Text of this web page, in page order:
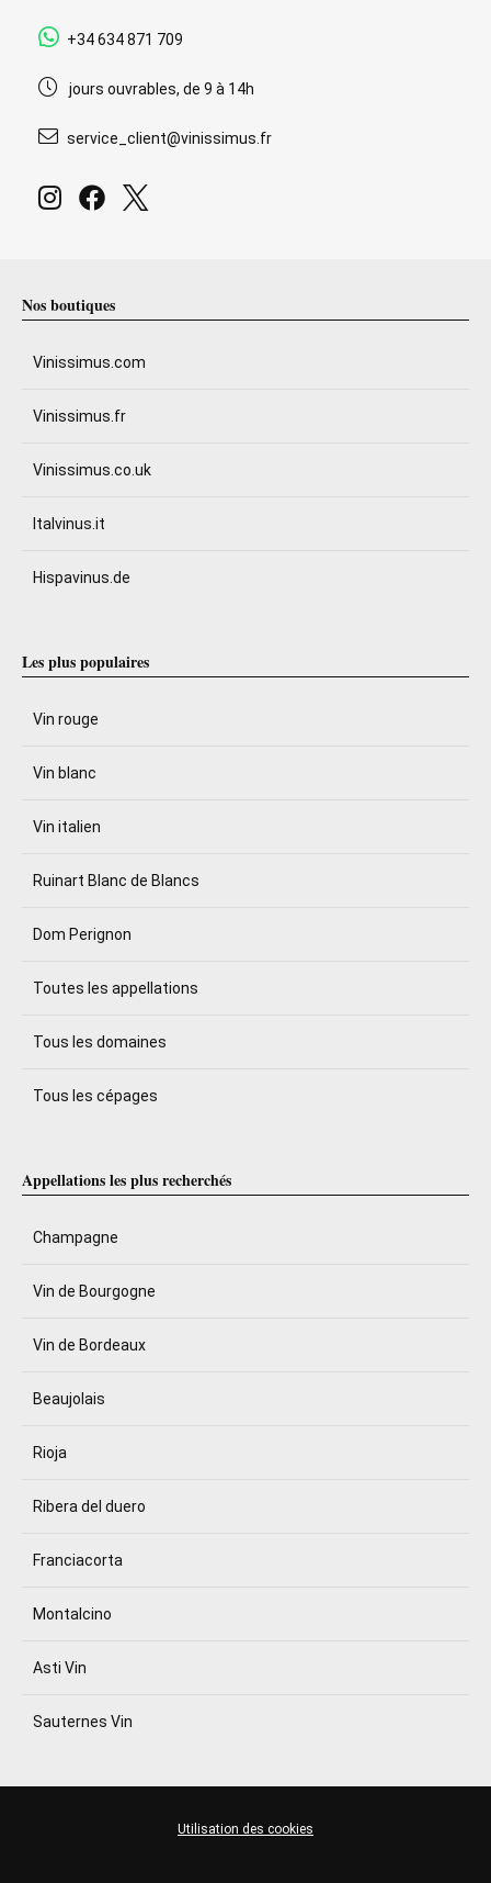
+34 634 871 709
jours ouvrables, de 9 à 14h
service_client@vinissimus.fr
Nos boutiques
Vinissimus.com
Vinissimus.fr
Vinissimus.co.uk
Italvinus.it
Hispavinus.de
Les plus populaires
Vin rouge
Vin blanc
Vin italien
Ruinart Blanc de Blancs
Dom Perignon
Toutes les appellations
Tous les domaines
Tous les cépages
Appellations les plus recherchés
Champagne
Vin de Bourgogne
Vin de Bordeaux
Beaujolais
Rioja
Ribera del duero
Franciacorta
Montalcino
Asti Vin
Sauternes Vin
Utilisation des cookies